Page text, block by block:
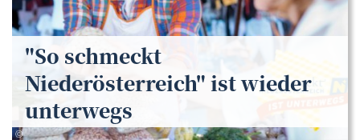
©Ivan - Adobe Stock
"So schmeckt
Niederösterreich" ist wieder
unterwegs